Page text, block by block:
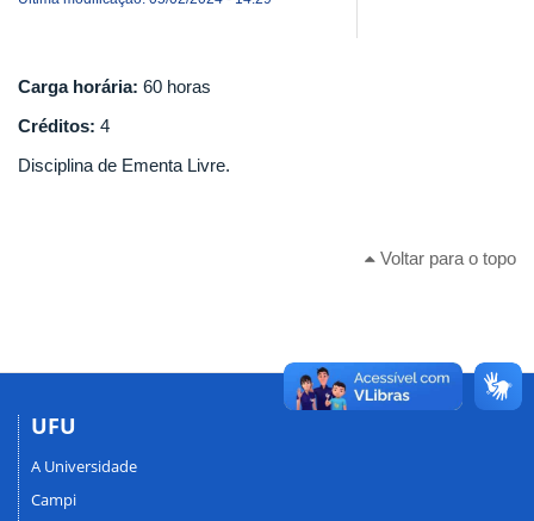
Carga horária: 60 horas
Créditos: 4
Disciplina de Ementa Livre.
Voltar para o topo
UFU
A Universidade
Campi